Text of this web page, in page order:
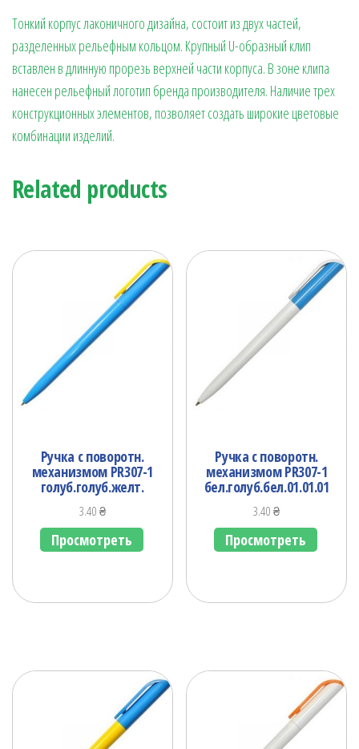
Тонкий корпус лаконичного дизайна, состоит из двух частей,
разделенных рельефным кольцом. Крупный U-образный клип
вставлен в длинную прорезь верхней части корпуса. В зоне клипа
нанесен рельефный логотип бренда производителя. Наличие трех
конструкционных элементов, позволяет создать широкие цветовые
комбинации изделий.
Related products
Ручка с поворотн.
механизмом PR307-1
голуб.голуб.желт.
3.40₴
Просмотреть
Ручка с поворотн.
механизмом PR307-1
бел.голуб.бел.01.01.01
3.40₴
Просмотреть